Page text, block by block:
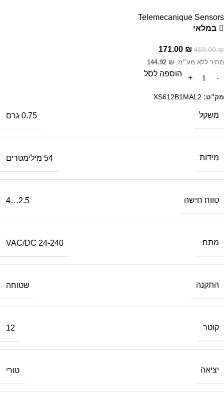
Telemecanique Sensors
במלאי
468.00₪
171.00 ₪
מחיר ללא מע״מ: 144.92 ₪
הוספה לסל
מק”ט: XS612B1MAL2
משקל 0.75 גרם
מידות 54 מילימטרים
טווח חישה 2.5…4
מתח 24-240 VAC/DC
התקנה שטוחה
קוטר 12
יציאה טורי